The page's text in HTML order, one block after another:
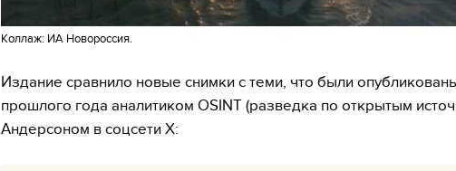
Коллаж: ИА Новороссия.
Издание сравнило новые снимки с теми, что были
прошлого года аналитиком OSINT (разведка по открытым
Андерсоном в соцсети X: